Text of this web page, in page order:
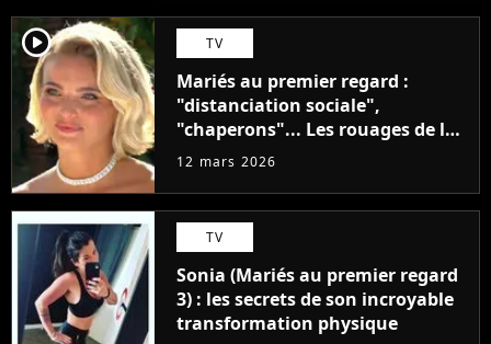
player2 TV
Mariés au premier regard :
"distanciation sociale",
"chaperons"... Les rouages de la
production dévoilés
12 mars 2026
TV
Sonia (Mariés au premier regard
3) : les secrets de son incroyable
transformation physique